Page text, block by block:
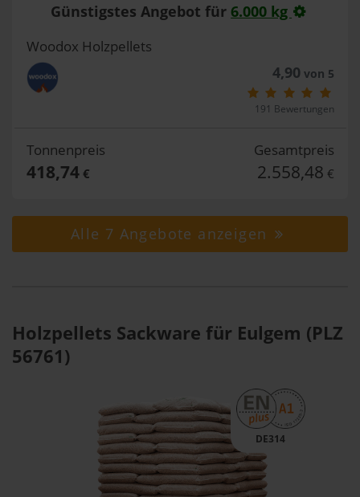
Günstigstes Angebot für 6.000 kg
Woodox Holzpellets
4,90 von 5
191 Bewertungen
Tonnenpreis
418,74€
Gesamtpreis
2.558,48 €
Alle 7 Angebote anzeigen
Holzpellets Sackware für Eulgem (PLZ
56761)
DE314